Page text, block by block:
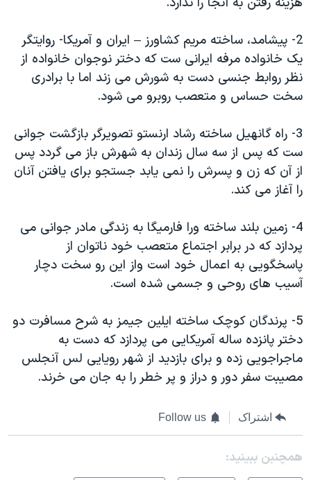
2- پیشامد، ساخته مریم کشاورز – ایران و آمریکا- روایتگر
یک خانواده مرفه ایرانی ست که دختر نوجوان خانواده از
نظر روابط جنسی دست به شورش می زند اما با برادری
سخت حساس و متعصب روبرو می شود.
3- راه گانهیل ساخته رشاد ارنستو تصویرگر بازگشت جوانی
ست که پس از سه سال زندان به شهرش باز می گردد پس
از آن که زن و پسرش را نمی یابد جستجو برای یافتن آنان
را آغاز می کند.
4- زمین بلند ساخته ورا فارمیگا به زندگی مادر جوانی می
پردازد که در برابر اجتماع متعصب خود ناتوان از
پاسخگویی به اعمال خود است واز این رو سخت دچار
آسیب های روحی و جسمی شده است.
5- پرندگان کوچک ساخته ایلین جیمز به شرح مسافرت دو
دختر پانزده ساله آمریکایی می پردازد که دست به
ماجراجویی زده و برای بازدید از شهر رویایی لس آنجلس
مصیبت سفر دور و دراز و پر خطر را به جان می خرند.
اشتراک Follow us
همچنبن ببینید: